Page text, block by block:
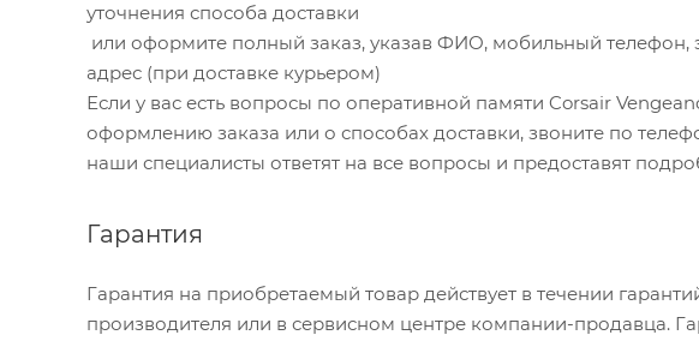
уточнения способа доставки
или оформите полный заказ, указав ФИО, мобильный телефон,
адрес (при доставке курьером)
Если у вас есть вопросы по оперативной памяти Corsair
оформлению заказа или о способах доставки, звоните по
наши специалисты ответят на все вопросы и предоставят
Гарантия
Гарантия на приобретаемый товар действует в течении
производителя или в сервисном центре компании-продавца.